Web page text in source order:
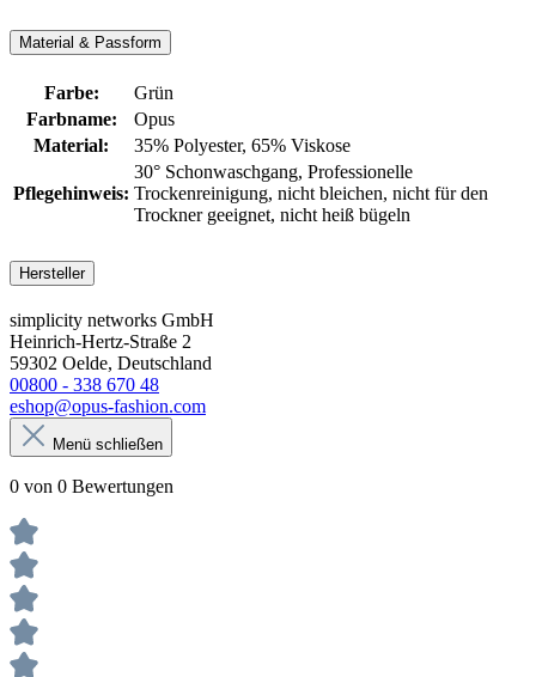
Material & Passform
Farbe:
Grün
Farbname:
Opus
Material:
35% Polyester, 65% Viskose
Pflegehinweis:
30° Schonwaschgang, Professionelle
Trockenreinigung, nicht bleichen, nicht für den
Trockner geeignet, nicht heiß bügeln
Hersteller
simplicity networks GmbH
Heinrich-Hertz-Straße 2
59302 Oelde, Deutschland
00800 - 338 670 48
eshop@opus-fashion.com
Menü schließen
0 von 0 Bewertungen